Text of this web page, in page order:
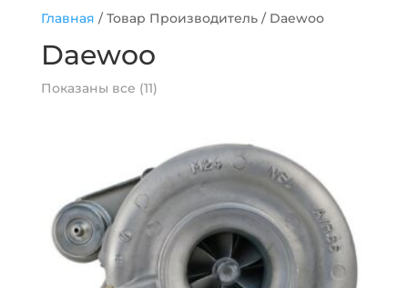
Главная / Товар Производитель / Daewoo
Daewoo
Показаны все (11)